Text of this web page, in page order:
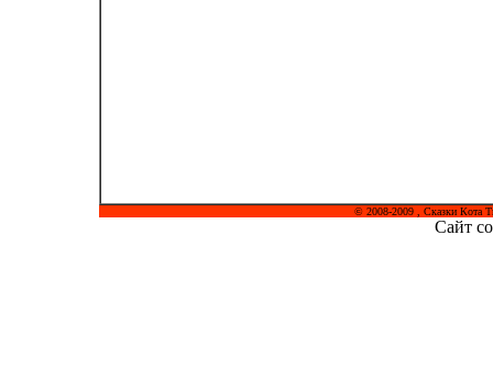
© 2008-2009 , Сказки Кота
Сайт